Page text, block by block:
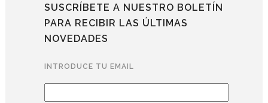
SUSCRÍBETE A NUESTRO BOLETÍN
PARA RECIBIR LAS ÚLTIMAS
NOVEDADES
INTRODUCE TU EMAIL